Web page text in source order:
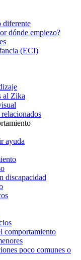
diferente
dónde empiezo?
(ECI)
al Zika
ayuda
discapacidad
comportamiento
poco comunes o